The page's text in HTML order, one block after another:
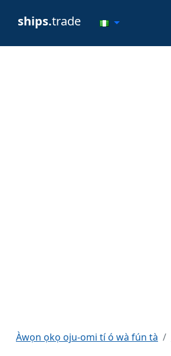
ships.trade
Àwọn ọkọ oju-omi tí ó wà fún tà